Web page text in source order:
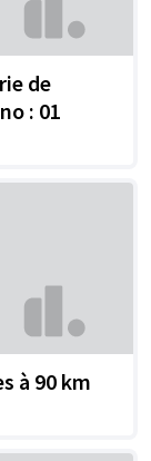
de
: 01
à 90 km